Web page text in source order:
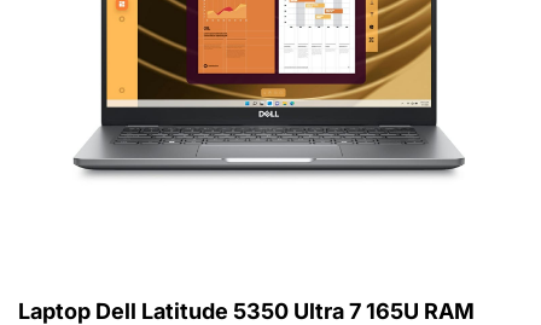
Laptop Dell Latitude 5350 Ultra 7 165U RAM